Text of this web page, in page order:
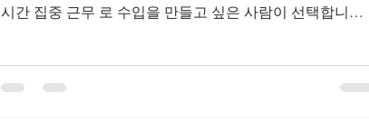
시간 집중 근무 로 수입을 만들고 싶은 사람이 선택합니다.
에 관심을 갖는 경우가 많습니다. 홍대스웨디시알바 홍대스